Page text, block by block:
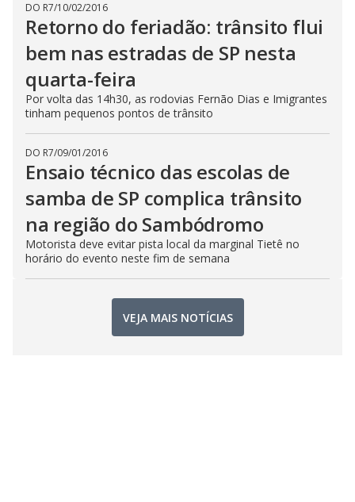
DO R7/10/02/2016
Retorno do feriadão: trânsito flui
bem nas estradas de SP nesta
quarta-feira
Por volta das 14h30, as rodovias Fernão Dias e Imigrantes
tinham pequenos pontos de trânsito
DO R7/09/01/2016
Ensaio técnico das escolas de
samba de SP complica trânsito
na região do Sambódromo
Motorista deve evitar pista local da marginal Tietê no
horário do evento neste fim de semana
VEJA MAIS NOTÍCIAS